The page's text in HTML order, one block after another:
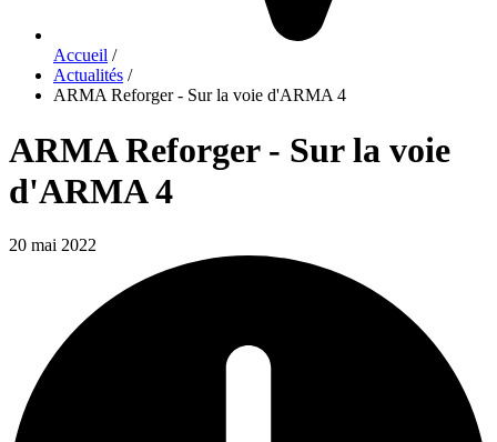
Accueil /
Actualités /
ARMA Reforger - Sur la voie d'ARMA 4
ARMA Reforger - Sur la voie
d'ARMA 4
20 mai 2022